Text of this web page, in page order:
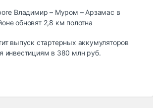
Владимир – Муром – Арзамас в
обновят 2,8 км полотна
выпуск стартерных аккумуляторов
инвестициям в 380 млн руб.